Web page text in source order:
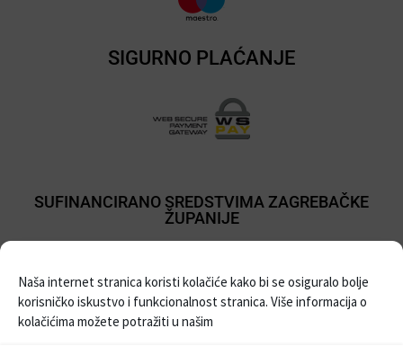
Naša internet stranica koristi kolačiće kako bi se osiguralo bolje
korisničko iskustvo i funkcionalnost stranica. Više informacija o
kolačićima možete potražiti u našim
SIGURNO PLAĆANJE
SUFINANCIRANO SREDSTVIMA ZAGREBAČKE
ŽUPANIJE